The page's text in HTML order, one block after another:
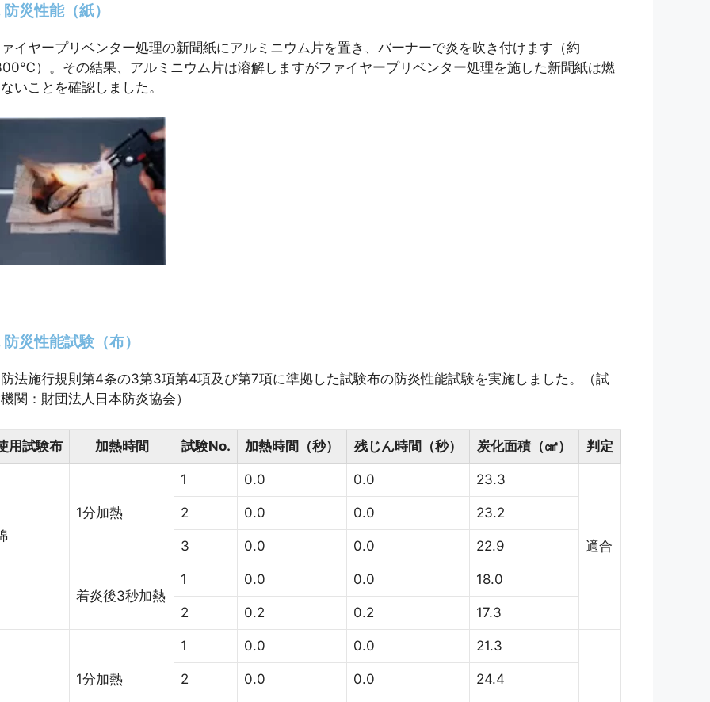
災性能（紙）
イヤープリベンター処理の新聞紙にアルミニウム片を置き、バーナーで炎を吹き付けます（約
）。その結果、アルミニウム片は溶解しますがファイヤープリベンター処理を施した新聞紙は燃
いことを確認しました。
災性能試験（布）
法施行規則第4条の3第3項第4項及び第7項に準拠した試験布の防炎性能試験を実施しました。（試
関：財団法人日本防炎協会）
用試験布 加熱時間 試験No. 加熱時間（秒） 残じん時間（秒） 炭化面積（㎠） 判定
1分加熱
1 0.0 0.0 23.3
適合
2 0.0 0.0 23.2
3 0.0 0.0 22.9
着炎後3秒加熱
1 0.0 0.0 18.0
2 0.2 0.2 17.3
1分加熱
1 0.0 0.0 21.3
2 0.0 0.0 24.4